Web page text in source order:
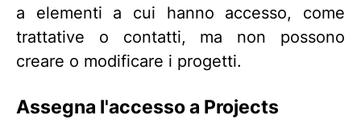
a elementi a cui hanno accesso, come
trattative o contatti, ma non possono
creare o modificare i progetti.
Assegna l'accesso a Projects